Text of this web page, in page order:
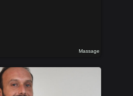
Massage